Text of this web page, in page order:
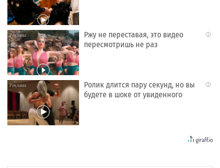
i
Ржу не переставая, это видео
пересмотришь не раз
i
Ролик длится пару секунд, но вы
будете в шоке от увиденного